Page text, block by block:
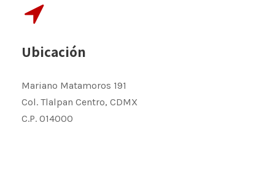
Ubicación
Mariano Matamoros 191
Col. Tlalpan Centro, CDMX
C.P. 014000